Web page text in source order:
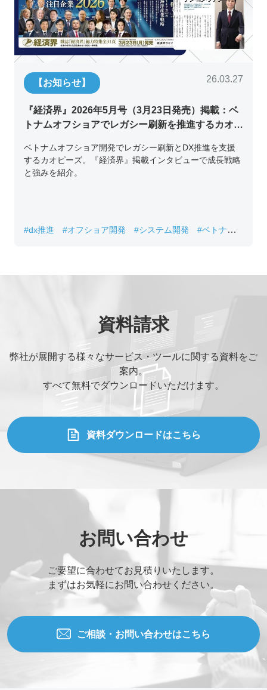
【お知らせ】 26.03.27
『経済界』2026年5月号（3月23日発売）掲載：ベ
トナムオフショアでレガシー刷新を推進するカオピ
ベトナムオフショア開発でレガシー刷新とDX推進を支援
するカオピーズ。『経済界』掲載インタビューで成長戦略
と強みを紹介。
#dx推進 #オフショア開発 #システム開発
#ベトナムIT
資料請求
弊社が展開する様々なサービス・ツールに関する資料をご
案内。
すべて無料でダウンロードいただけます。
資料ダウンロードはこちら
お問い合わせ
ご要望に合わせてお見積りいたします。
まずはお気軽にお問い合わせください。
ご相談・お問い合わせはこちら